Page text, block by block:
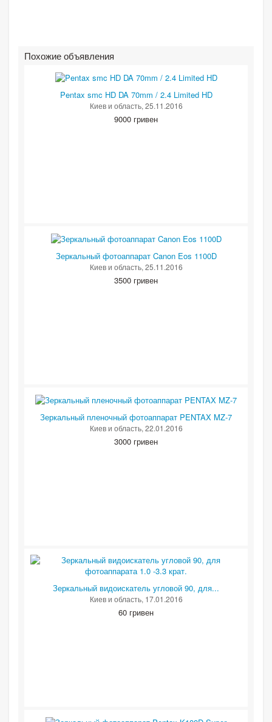
Похожие объявления
Pentax smc HD DA 70mm / 2.4 Limited HD
Киев и область, 25.11.2016
9000 гривен
Зеркальный фотоаппарат Canon Eos 1100D
Киев и область, 25.11.2016
3500 гривен
Зеркальный пленочный фотоаппарат PENTAX MZ-7
Киев и область, 22.01.2016
3000 гривен
Зеркальный видоискатель угловой 90, для...
Киев и область, 17.01.2016
60 гривен